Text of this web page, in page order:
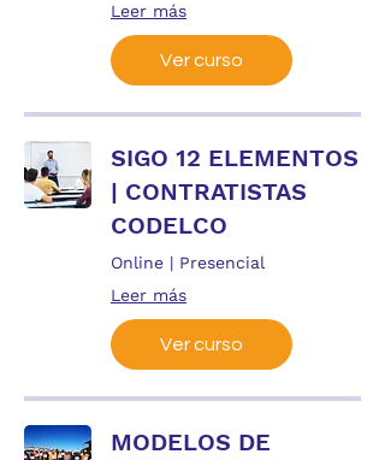
Leer más
Ver curso
SIGO 12 ELEMENTOS
| CONTRATISTAS
CODELCO
Online | Presencial
Leer más
Ver curso
MODELOS DE